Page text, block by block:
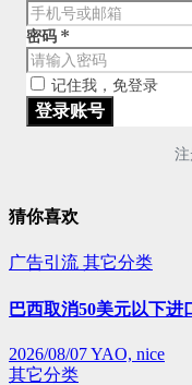
密码 *
记住我，免登录
猜你喜欢
广告引流 其它分类
巴西取消50美元以下进
2026/08/07YAO, nice
其它分类